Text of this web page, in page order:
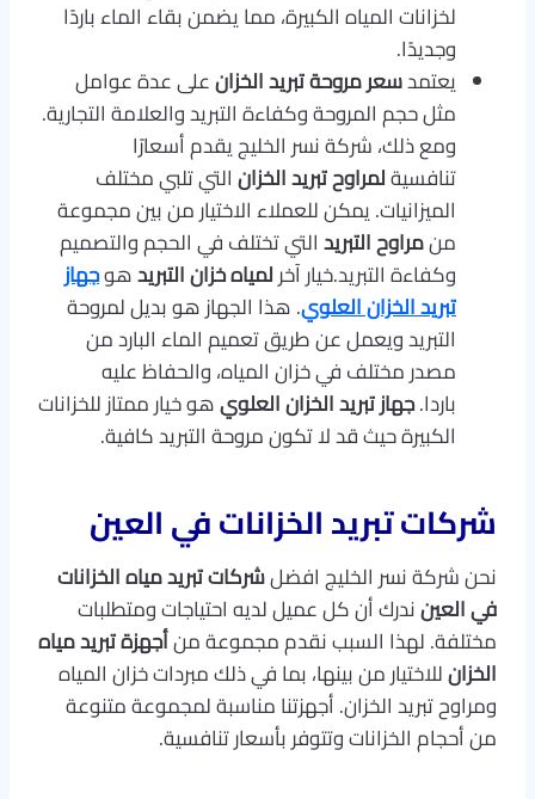
لخزانات المياه الكبيرة، مما يضمن بقاء الماء باردًا
وجديدًا.
يعتمدسعر مروحة تبريد الخزانعلى عدة عوامل
مثل حجم المروحة وكفاءة التبريد والعلامة التجارية.
ومع ذلك، شركة نسر الخليج يقدم أسعارًا
تنافسيةلمراوح تبريد الخزانالتي تلبي مختلف
الميزانيات. يمكن للعملاء الاختيار من بين مجموعة
منمراوح التبريدالتي تختلف في الحجم والتصميم
وكفاءة التبريد.خيار آخرلمياه خزان التبريدهوجهاز
تبريد الخزان العلوي. هذا الجهاز هو بديل لمروحة
التبريد ويعمل عن طريق تعميم الماء البارد من
مصدر مختلف في خزان المياه، والحفاظ عليه
باردا.جهاز تبريد الخزان العلويهو خيار ممتاز للخزانات
الكبيرة حيث قد لا تكون مروحة التبريد كافية.
شركات تبريد الخزانات في العين
نحن شركة نسر الخليج افضلشركات تبريد مياه الخزانات
في العينندرك أن كل عميل لديه احتياجات ومتطلبات
مختلفة. لهذا السبب نقدم مجموعة منأجهزة تبريد مياه
الخزانللاختيار من بينها، بما في ذلك مبردات خزان المياه
ومراوح تبريد الخزان. أجهزتنا مناسبة لمجموعة متنوعة
من أحجام الخزانات وتتوفر بأسعار تنافسية.